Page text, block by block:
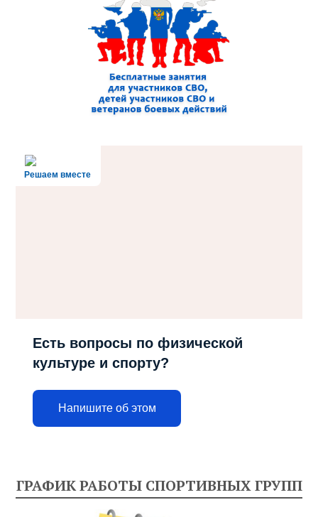
Решаем вместе
Есть вопросы по физической
культуре и спорту?
Напишите об этом
ГРАФИК РАБОТЫ СПОРТИВНЫХ ГРУПП